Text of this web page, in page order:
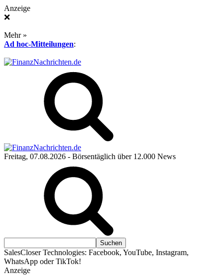
Anzeige
❌
Mehr »
Ad hoc-Mitteilungen:
Freitag, 07.08.2026 - Börsentäglich über 12.000 News
SalesCloser Technologies: Facebook, YouTube, Instagram,
WhatsApp oder TikTok!
Anzeige